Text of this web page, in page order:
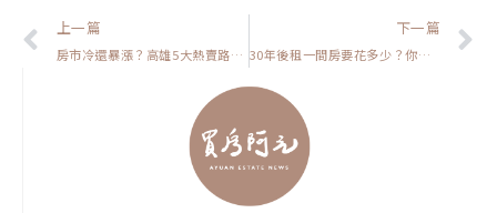
上一頁
上一篇
房市冷還暴漲？高雄5大熱賣路段出爐：台積電生活圈領漲，這條路漲48%，你家上榜嗎？【高雄在地人閒聊】
下一篇
30年後租一間房要花多少？你老了真的會有房子住嗎?【置產客不說的秘密】